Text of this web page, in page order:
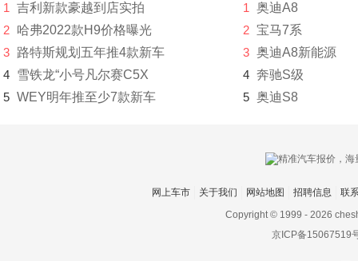
奥迪Q4新能源(进口)
AI:me
奥迪SQ8
奥迪A6 e-tron(进口)
1
吉利新款豪越到店实拍
2 哈弗2022款H9价格曝光
3 路特斯规划五年推4款新车
4 雪铁龙“小号凡尔赛C5X
5 WEY明年推至少7款新车
1
奥迪A8
2 宝马7系
3 奥迪A8新能源
4 奔驰S级
5 奥迪S8
网上车市 关于我们 网站地图 招聘信息
联
Copyright © 1999 - 2026
京ICP备15067519